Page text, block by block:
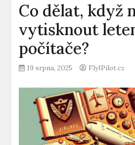
Co dělat, když
vytisknout
počítače?
19 srpna, 2025 FlyIPilot.cz